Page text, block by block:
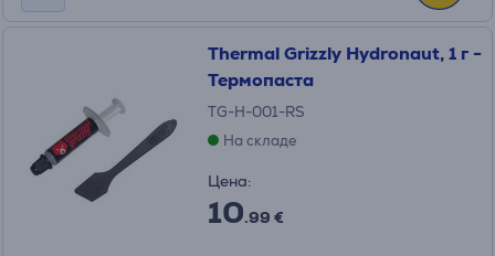
Thermal Grizzly Hydronaut, 1 г -
Термопаста
TG-H-001-RS
На складе
Цена:
10.99 €